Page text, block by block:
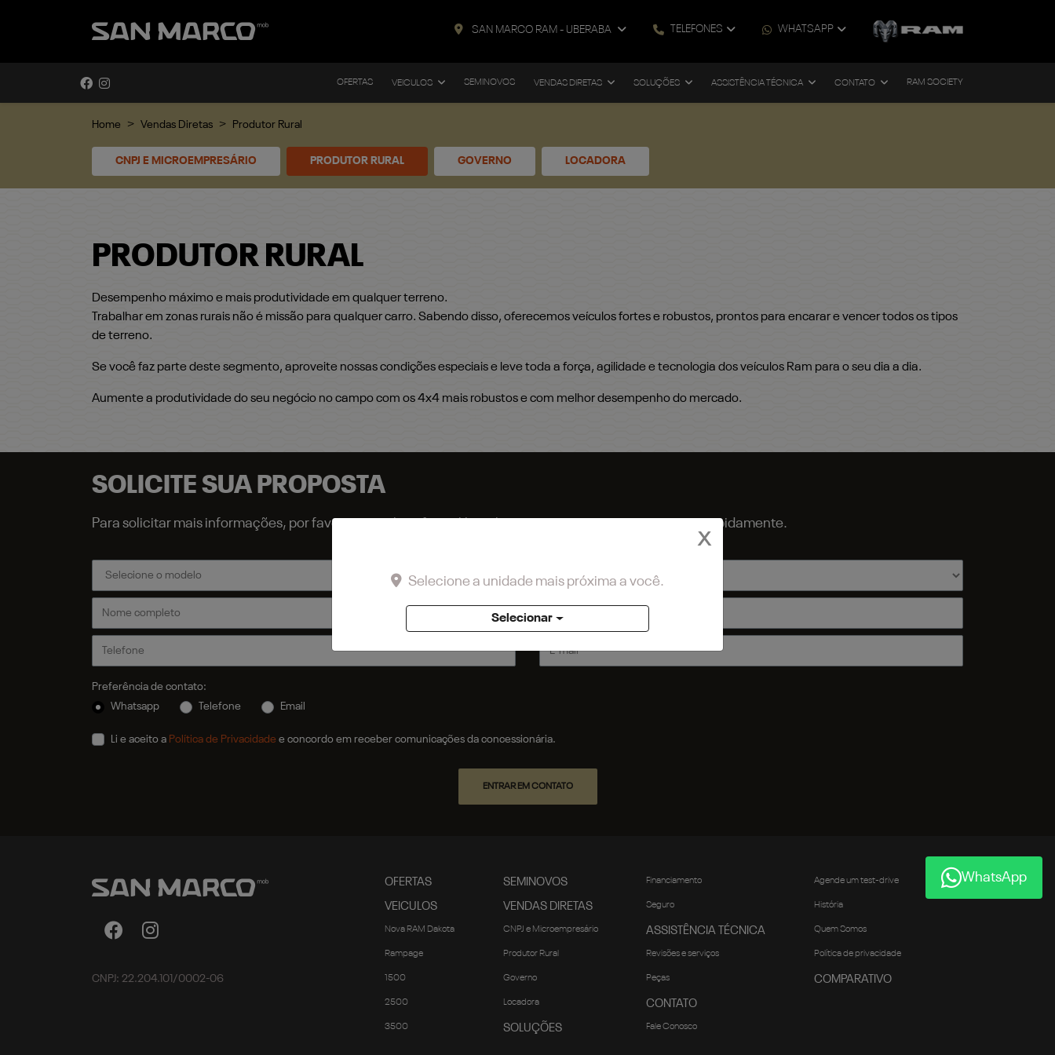
SAN MARCO RAM - UBERABA TELEFONES WHATSAPP
OFERTAS VEICULOS SEMINOVOS VENDAS DIRETAS SOLUÇÕES ASSISTÊNCIA TÉCNICA CONTATO RAM SOCIETY
Home Vendas Diretas Produtor Rural
CNPJ E MICROEMPRESÁRIO PRODUTOR RURAL GOVERNO LOCADORA
PRODUTOR RURAL
Desempenho máximo e mais produtividade em qualquer terreno.
Trabalhar em zonas rurais não é missão para qualquer carro. Sabendo disso, oferecemos veículos fortes e robustos, prontos para encarar e vencer todos os tipos
de terreno.
Se você faz parte deste segmento, aproveite nossas condições especiais e leve toda a força, agilidade e tecnologia dos veículos Ram para o seu dia a dia.
Aumente a produtividade do seu negócio no campo com os 4x4 mais robustos e com melhor desempenho do mercado.
SOLICITE SUA PROPOSTA
Para solicitar mais informações, por favor, preencha o formulário abaixo que entraremos em contato rapidamente.
Preferência de contato:
Whatsapp
Telefone Email
Li e aceito a Política de Privacidade e concordo em receber comunicações da concessionária.
ENTRAR EM CONTATO
CNPJ: 22.204.101/0002-06
OFERTAS
VEICULOS
Nova RAM Dakota
Rampage
1500
2500
3500
SEMINOVOS
VENDAS DIRETAS
CNPJ e Microempresário
Produtor Rural
Governo
Locadora
SOLUÇÕES
Financiamento
Seguro
ASSISTÊNCIA TÉCNICA
Revisões e serviços
Peças
CONTATO
Fale Conosco
Agende um test-drive
História
Quem Somos
Política de privacidade
COMPARATIVO
WhatsApp
X
Selecione a unidade mais próxima a você.
Selecionar